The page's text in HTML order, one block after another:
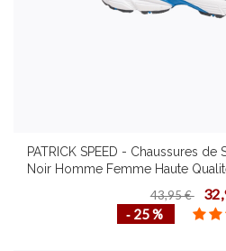
PATRICK SPEED - Chaussures
Noir Homme Femme Haute
Course à
43,95 €
‐ 25 %